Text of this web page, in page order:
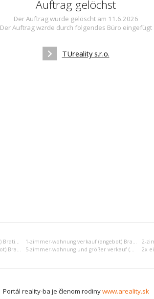
Auftrag gelöchst
Der Auftrag wurde gelöscht am 11.6.2026
Der Auftrag wzrde durch folgendes Büro eingefügt
TUreality s.r.o.
Einraumwohnung verkauf (angebot) Bratislava II 1-zimmer-wohnung verkauf (angebot) Bratislava II
4-zimmer-wohnung verkauf (angebot) Bratislava II
5-zimmer-wohnung und größer verkauf (angebot) Bratislava II
Portál reality-ba je členom rodinywww.areality.sk